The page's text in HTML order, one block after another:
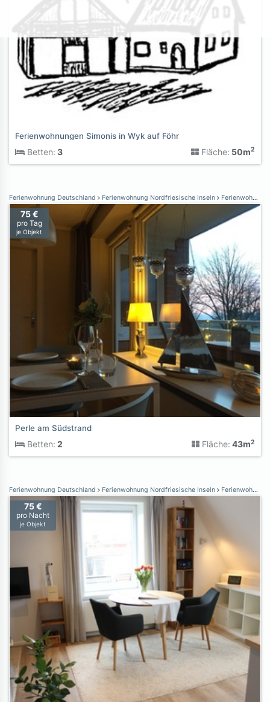
Ferienwohnungen Simonis in Wyk auf Föhr
Betten: 3 Fläche: 50m2
Ferienwohnung Deutschland Ferienwohnung Nordfriesische Inseln Ferienwohnung Wyk auf Föhr
75 €
pro Tag
je Objekt
Perle am Südstrand
Betten: 2 Fläche: 43m2
Ferienwohnung Deutschland Ferienwohnung Nordfriesische Inseln Ferienwohnung Wyk auf Föhr
75 €
pro Nacht
je Objekt